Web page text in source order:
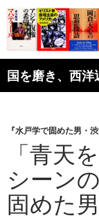
コ
ン
テ
ン
ツ
へ
国を磨き、西洋
索
『水戸学で固めた男・渋
「青天
シーン
固めた